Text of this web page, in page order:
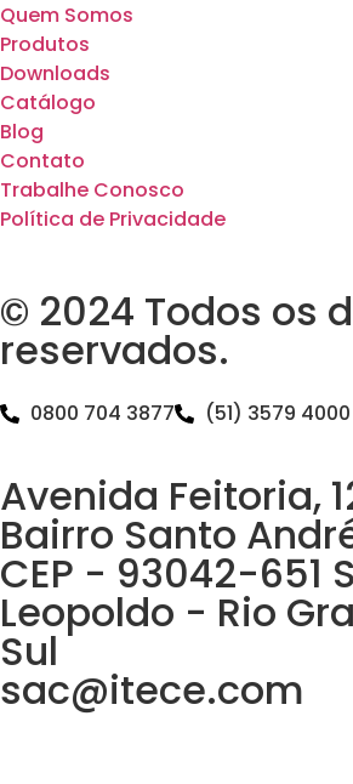
Quem Somos
Produtos
Downloads
Catálogo
Blog
Contato
Trabalhe Conosco
Política de Privacidade
© 2024 Todos os
reservados.
0800 704 3877 (51) 3579 4000
Avenida Feitoria,
Bairro Santo
CEP - 93042-651
Leopoldo - Rio
Sul
sac@itece.com